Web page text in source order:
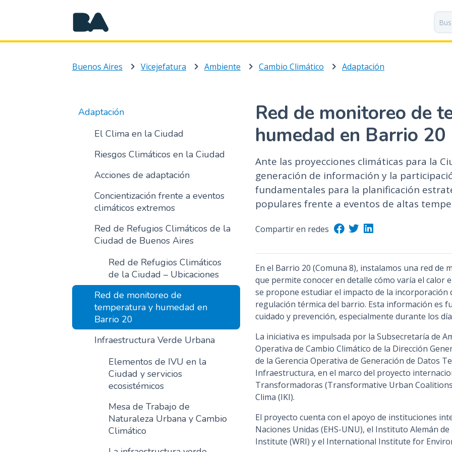
a
a
n
e
i
d
o
p
i
n
p
a
l
Buenos Aires Vicejefatura Ambiente Cambio Climático Adaptación
Adaptación
El Clima en la Ciudad
Riesgos Climáticos en la Ciudad
Acciones de adaptación
Concientización frente a eventos
climáticos extremos
Red de Refugios Climáticos de la
Ciudad de Buenos Aires
Red de Refugios Climáticos
de la Ciudad – Ubicaciones
Red de monitoreo de
temperatura y humedad en
Barrio 20
Infraestructura Verde Urbana
Elementos de IVU en la
Ciudad y servicios
ecosistémicos
Mesa de Trabajo de
Naturaleza Urbana y Cambio
Climático
Red de monitoreo de
humedad en Barrio 20
Ante las proyecciones climáticas para la
generación de información y la
fundamentales para la planificación
populares frente a eventos de altas
Compartir en redes
En el Barrio 20 (Comuna 8), instalamos una red
que permite conocer en detalle cómo varía el calor
se propone estudiar el impacto de la
regulación térmica del barrio. Esta información es
cuidado y prevención, especialmente durante los
La iniciativa es impulsada por la Subsecretaría de
Operativa de Cambio Climático de la Dirección
de la Gerencia Operativa de Generación de Datos
Infraestructura, en el marco del proyecto
Transformadoras (Transformative Urban
Clima (IKI).
El proyecto cuenta con el apoyo de instituciones
Naciones Unidas (EHS-UNU), el Instituto Alemán
Institute (WRI) y el International Institute for